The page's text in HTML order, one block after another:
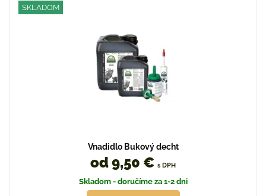
SKLADOM
Vnadidlo Bukový decht
od 9,50 € s DPH
Skladom - doručíme za 1-2 dni